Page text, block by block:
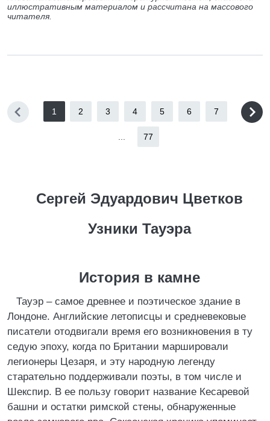
иллюстративным материалом и рассчитана на массового
читателя.
1 2 3 4 5 6 7
77
Сергей Эдуардович Цветков
Узники Тауэра
История в камне
Тауэр – самое древнее и поэтическое здание в
Лондоне. Английские летописцы и средневековые
писатели отодвигали время его возникновения в ту
седую эпоху, когда по Британии маршировали
легионеры Цезаря, и эту народную легенду
старательно поддерживали поэты, в том числе и
Шекспир. В ее пользу говорит название Кесаревой
башни и остатки римской стены, обнаруженные